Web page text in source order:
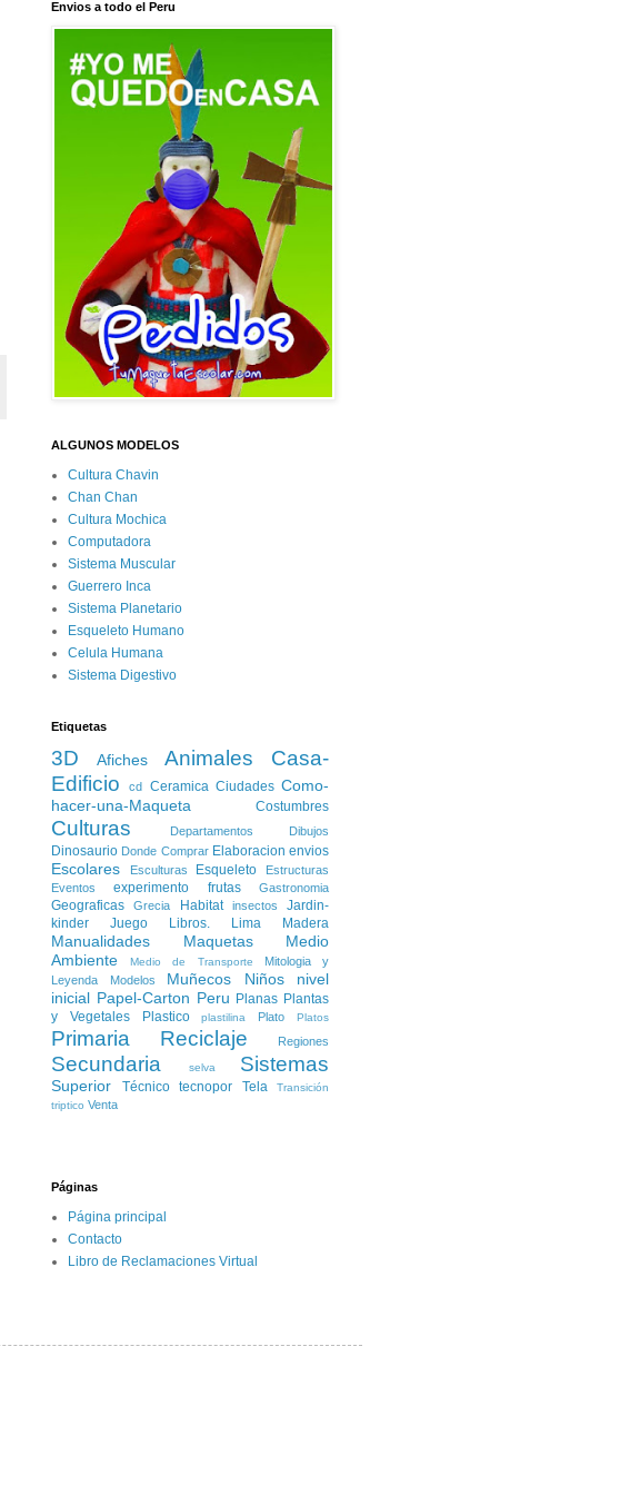
Envios a todo el Peru
ALGUNOS MODELOS
Cultura Chavin
Chan Chan
Cultura Mochica
Computadora
Sistema Muscular
Guerrero Inca
Sistema Planetario
Esqueleto Humano
Celula Humana
Sistema Digestivo
Etiquetas
3D Afiches Animales
Casa-
Edificio
cd Ceramica Ciudades Como-
hacer-una-Maqueta
Costumbres
Culturas Departamentos Dibujos
Dinosaurio Donde Comprar Elaboracion envios
Escolares Esculturas Esqueleto
Estructuras
Eventos
experimento frutas Gastronomia
Geograficas Grecia Habitat insectos
Jardin-
kinder
Juego Libros. Lima Madera
Manualidades Maquetas
Medio
Ambiente
Medio de Transporte
Mitologia y
Leyenda
Modelos Muñecos Niños
nivel
inicial Papel-Carton Peru Planas Plantas
y Vegetales
Plastico plastilina Plato Platos
Primaria Reciclaje Regiones
Secundaria selva Sistemas
Superior Técnico tecnopor Tela
Transición
triptico Venta
Páginas
Página principal
Contacto
Libro de Reclamaciones Virtual